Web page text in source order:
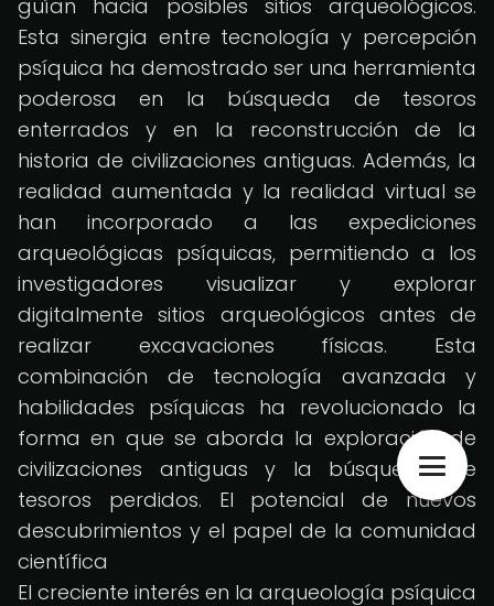
guían hacia posibles sitios arqueológicos.
Esta sinergia entre tecnología y percepción
psíquica ha demostrado ser una herramienta
poderosa en la búsqueda de tesoros
enterrados y en la reconstrucción de la
historia de civilizaciones antiguas. Además, la
realidad aumentada y la realidad virtual se
han incorporado a las expediciones
arqueológicas psíquicas, permitiendo a los
investigadores visualizar y explorar
digitalmente sitios arqueológicos antes de
realizar excavaciones físicas. Esta
combinación de tecnología avanzada y
habilidades psíquicas ha revolucionado la
forma en que se aborda la exploración de
civilizaciones antiguas y la búsqueda de
tesoros perdidos. El potencial de nuevos
descubrimientos y el papel de la comunidad
científica
El creciente interés en la arqueología psíquica